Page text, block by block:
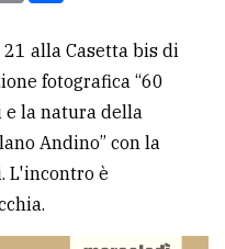
alla Casetta bis di
fotografica “60
e la natura della
Andino” con la
L'incontro è